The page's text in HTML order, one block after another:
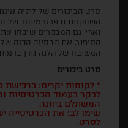
סרט הביכורים של ליליה
השחקנית ובפרס מיוחד של
וארי. גם המבקרים שיבחו את
הסיפור, את הבחינה הכנה
המשובח של הלגה גורן
סרט ביכורים
* לקוחות יקרים: ברכישת
לבקר בעמוד הכרטיסיות
המשתלם ביותר.
שימו לב: את הכרטיסייה
לסרט.